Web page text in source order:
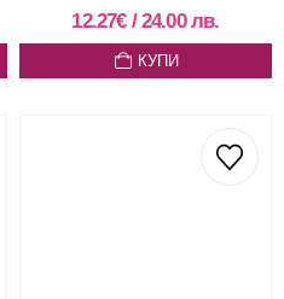
12.27€ /24.00лв.
КУПИ